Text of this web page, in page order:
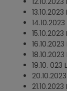
19.10. 023